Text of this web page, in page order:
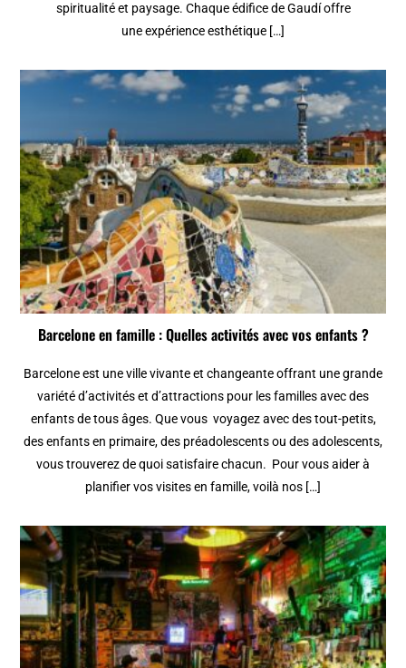
spiritualité et paysage. Chaque édifice de Gaudí offre
une expérience esthétique […]
Barcelone en famille : Quelles activités avec vos enfants ?
Barcelone est une ville vivante et changeante offrant une grande
variété d’activités et d’attractions pour les familles avec des
enfants de tous âges. Que vous voyagez avec des tout-petits,
des enfants en primaire, des préadolescents ou des adolescents,
vous trouverez de quoi satisfaire chacun. Pour vous aider à
planifier vos visites en famille, voilà nos […]